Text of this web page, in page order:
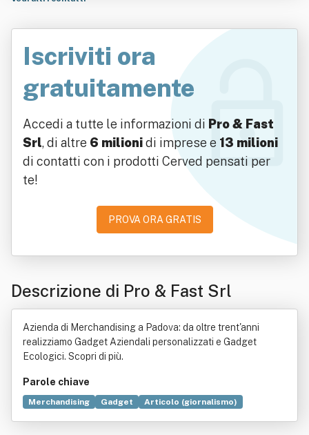
Iscriviti ora
gratuitamente
Accedi a tutte le informazioni di Pro & Fast
Srl, di altre 6 milionidi imprese e 13 milioni
di contatti con i prodotti Cerved pensati per
te!
PROVA ORA GRATIS
Descrizione di Pro & Fast Srl
Azienda di Merchandising a Padova: da oltre trent'anni
realizziamo Gadget Aziendali personalizzati e Gadget
Ecologici. Scopri di più.
Parole chiave
Merchandising Gadget
Articolo (giornalismo)